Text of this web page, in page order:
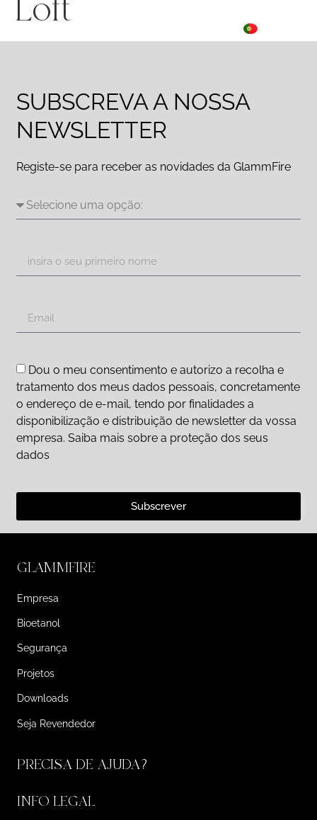
Loft
SUBSCREVA A NOSSA
NEWSLETTER
Registe-se para receber as novidades da GlammFire
Dou o meu consentimento e autorizo a recolha e
tratamento dos meus dados pessoais, concretamente
o endereço de e-mail, tendo por finalidades a
disponibilização e distribuição de newsletter da vossa
empresa. Saiba mais sobre a proteção dos seus
dados
Subscrever
GLAMMFIRE
Empresa
Bioetanol
Segurança
Projetos
Downloads
Seja Revendedor
PRECISA DE AJUDA?
INFO LEGAL